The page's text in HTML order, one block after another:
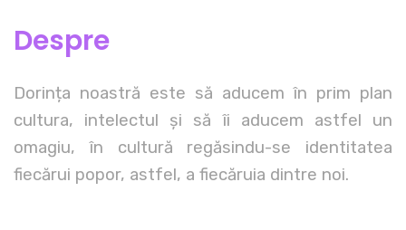
Despre
Dorința noastră este să aducem în prim plan
cultura, intelectul și să îi aducem astfel un
omagiu, în cultură regăsindu-se identitatea
fiecărui popor, astfel, a fiecăruia dintre noi.